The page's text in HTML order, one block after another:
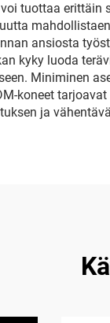
tuottaa
ansiosta
kyky luoda
Miniminen
koneet
ja